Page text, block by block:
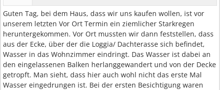
Guten Tag, bei dem Haus, dass wir uns kaufen wollen, ist vor
unserem letzten Vor Ort Termin ein ziemlicher Starkregen
heruntergekommen. Vor Ort mussten wir dann feststellen, dass
aus der Ecke, über der die Loggia/ Dachterasse sich befindet,
Wasser in das Wohnzimmer eindringt. Das Wasser ist dabei an
den eingelassenen Balken herlanggewandert und von der Decke
getropft. Man sieht, dass hier auch wohl nicht das erste Mal
Wasser eingedrungen ist. Bei der ersten Besichtigung waren